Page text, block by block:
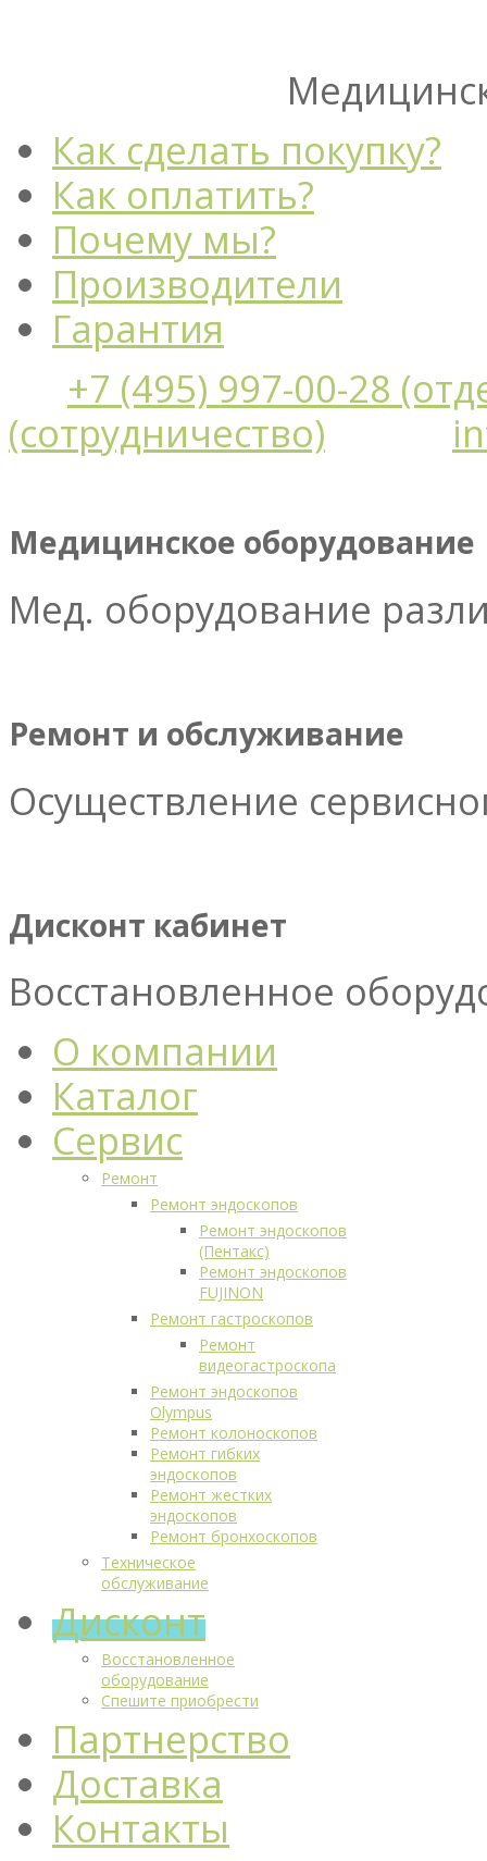
Как сделать покупку?
Как оплатить?
Почему мы?
Производители
Гарантия
+7 (495) 997-00-28
(сотрудничество)
Медицинское оборудование
Мед. оборудование
Ремонт и обслуживание
Осуществление
Дисконт кабинет
Восстановленное
О компании
Каталог
Сервис
Ремонт
Ремонт эндоскопов
Ремонт эндоскопов
(Пентакс)
Ремонт эндоскопов
FUJINON
Ремонт гастроскопов
Ремонт
видеогастроскопа
Ремонт эндоскопов
Olympus
Ремонт колоноскопов
Ремонт гибких
эндоскопов
Ремонт жестких
эндоскопов
Ремонт бронхоскопов
Техническое
обслуживание
Дисконт
Восстановленное
оборудование
Спешите приобрести
Партнерство
Доставка
Контакты